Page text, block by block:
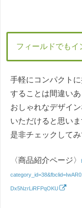
フィールドでもイ
手軽にコンパクト
することは間違いあ
おしゃれなデザイ
いただけると思いま
是非チェックしてみ
〈商品紹介ページ〉
Dx5NzrLiRFPqOKU